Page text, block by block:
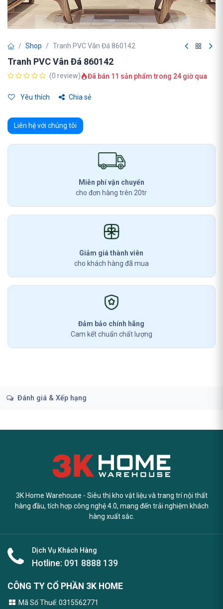
Shop Tranh PVC Vân Đá 860142
Tranh PVC Vân Đá 860142
(0 review) Đã bán 11 sản phẩm trong 24 giờ qua
Yêu thích Chia sẻ
Liên hệ với chúng tôi
Miễn phí vận chuyển
cho đơn hàng trên 20tr
Giảm giá thành viên
cho khách hàng đã mua
Đảm bảo chính hãng
Cam kết chuẩn chất lượng
Đánh giá & Xếp hạng
3K Home Warehouse - Siêu thị kho vật liệu và trang trí nội thất
hàng đầu, tích hợp công nghệ 4.0, mang đến trải nghiệm khách
hàng xuất sắc.
Dịch Vụ Khách Hàng
Hotline: 091 8888 139
CÔNG TY CỔ PHẦN 3K HOME
Mã Số Thuế: 0315562771